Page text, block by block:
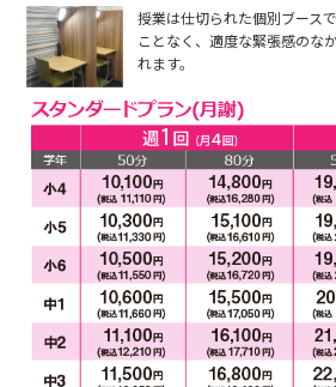
授業は仕切られた個別ブース
ことなく、適度な緊張感のな
れます。